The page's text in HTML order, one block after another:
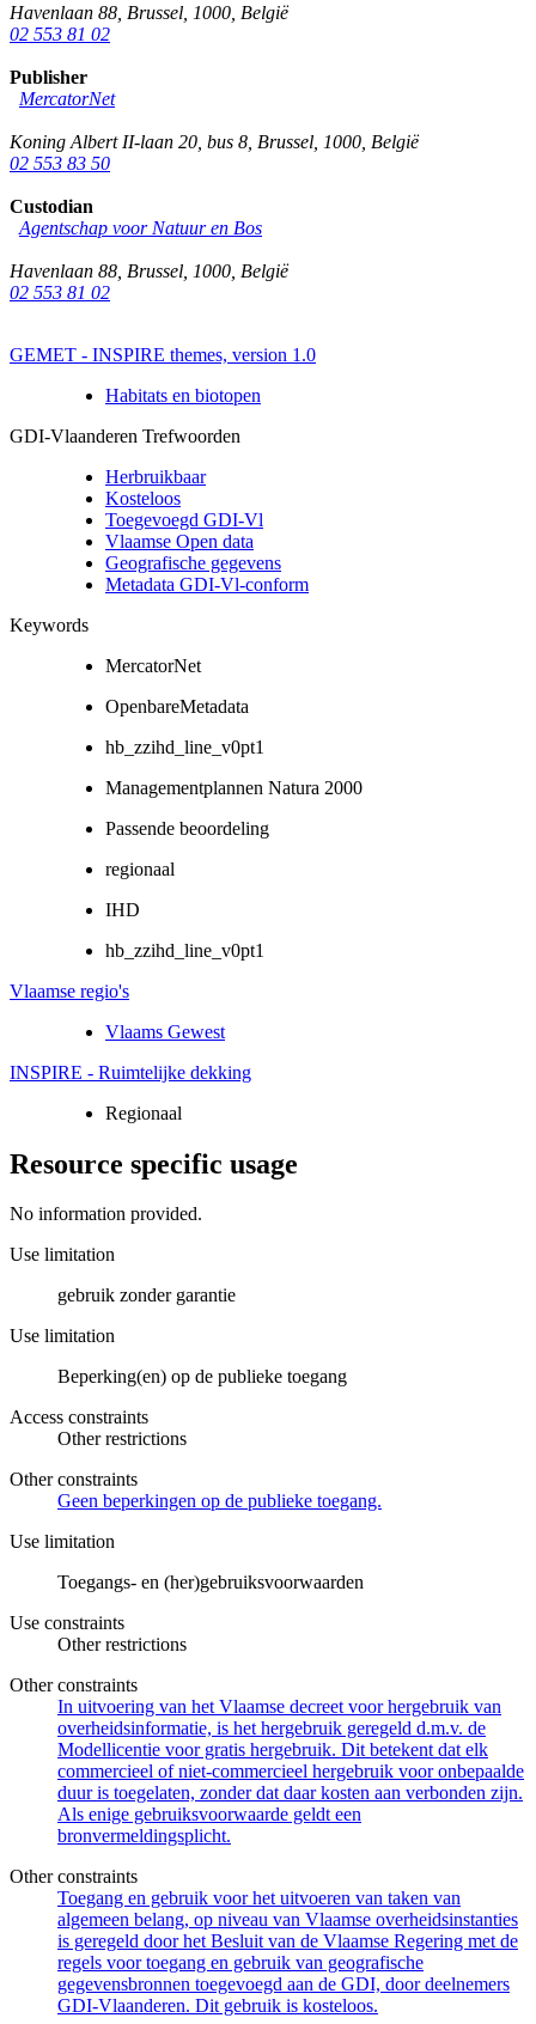
Havenlaan 88 Brussel 1000 België
02 553 81 02
Publisher
MercatorNet
Koning Albert II-laan 20, bus 8 Brussel 1000 België
02 553 83 50
Custodian
Agentschap voor Natuur en Bos
Havenlaan 88 Brussel 1000 België
02 553 81 02
GEMET - INSPIRE themes, version 1.0
Habitats en biotopen
GDI-Vlaanderen Trefwoorden
Herbruikbaar
Kosteloos
Toegevoegd GDI-Vl
Vlaamse Open data
Geografische gegevens
Metadata GDI-Vl-conform
Keywords
MercatorNet
OpenbareMetadata
hb_zzihd_line_v0pt1
Managementplannen Natura 2000
Passende beoordeling
regionaal
IHD
hb_zzihd_line_v0pt1
Vlaamse regio's
Vlaams Gewest
INSPIRE - Ruimtelijke dekking
Regionaal
Resource specific usage
No information provided.
Use limitation
gebruik zonder garantie
Use limitation
Beperking(en) op de publieke toegang
Access constraints
Other restrictions
Other constraints
Geen beperkingen op de publieke toegang.
Use limitation
Toegangs- en (her)gebruiksvoorwaarden
Use constraints
Other restrictions
Other constraints
In uitvoering van het Vlaamse decreet voor hergebruik van
overheidsinformatie, is het hergebruik geregeld d.m.v. de
Modellicentie voor gratis hergebruik. Dit betekent dat elk
commercieel of niet-commercieel hergebruik voor onbepaalde
duur is toegelaten, zonder dat daar kosten aan verbonden zijn.
Als enige gebruiksvoorwaarde geldt een
bronvermeldingsplicht.
Other constraints
Toegang en gebruik voor het uitvoeren van taken van
algemeen belang, op niveau van Vlaamse overheidsinstanties
is geregeld door het Besluit van de Vlaamse Regering met de
regels voor toegang en gebruik van geografische
gegevensbronnen toegevoegd aan de GDI, door deelnemers
GDI-Vlaanderen. Dit gebruik is kosteloos.